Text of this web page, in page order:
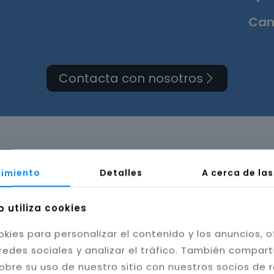
Contacta con nosotros
de cuarto de baño
Detalles A cerca de
utiliza cookies
para personalizar el contenido y los anuncios,
sociales y analizar el tráfico. También
su uso de nuestro sitio con nuestros socios de